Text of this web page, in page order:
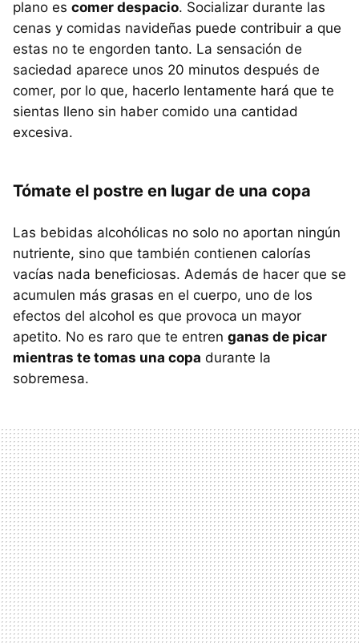
plano es comer despacio. Socializar durante las
cenas y comidas navideñas puede contribuir a que
estas no te engorden tanto. La sensación de
saciedad aparece unos 20 minutos después de
comer, por lo que, hacerlo lentamente hará que te
sientas lleno sin haber comido una cantidad
excesiva.
Tómate el postre en lugar de una copa
Las bebidas alcohólicas no solo no aportan ningún
nutriente, sino que también contienen calorías
vacías nada beneficiosas. Además de hacer que se
acumulen más grasas en el cuerpo, uno de los
efectos del alcohol es que provoca un mayor
apetito. No es raro que te entren ganas de picar
mientras te tomas una copa durante la
sobremesa.